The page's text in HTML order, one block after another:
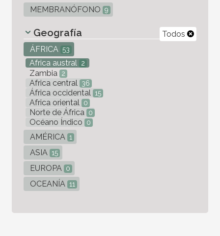
MEMBRANÓFONO 9
Todos
Geografía
ÁFRICA 53
Africa austral 2
Zambia 2
Africa central 36
África occidental 15
Africa oriental 0
Norte de África 0
Océano Índico 0
AMÉRICA 1
ASIA 15
EUROPA 0
OCEANÍA 11